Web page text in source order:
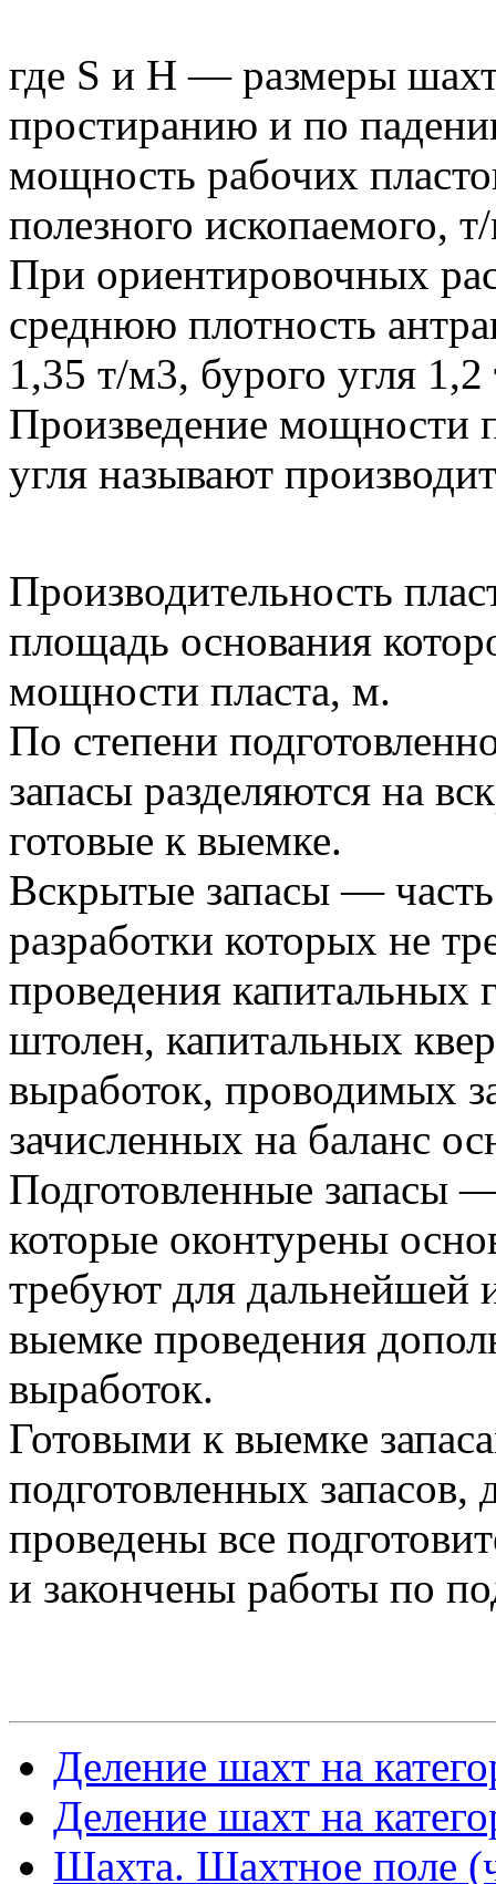
где S и Н — размеры
простиранию и по
мощность рабочих
полезного ископаемого,
При ориентировочных
среднюю плотность
1,35 т/м3, бурого угля
Произведение мощности
угля называют
Производительность
площадь основания
мощности пласта, м.
По степени
запасы разделяются на
готовые к выемке.
Вскрытые запасы —
разработки которых не
проведения капитальных
штолен, капитальных
выработок, проводимых
зачисленных на баланс
Подготовленные запасы
которые оконтурены
требуют для дальнейшей
выемке проведения
выработок.
Готовыми к выемке
подготовленных запасов,
проведены все
и закончены работы по
Деление шахт на
Деление шахт на
Шахта. Шахтное поле